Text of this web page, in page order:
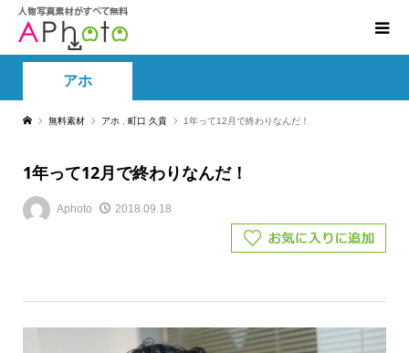
アホ
無料素材 アホ 町口 久貴 1年って12月で終わりなんだ！
1年って12月で終わりなんだ！
Aphoto 2018.09.18